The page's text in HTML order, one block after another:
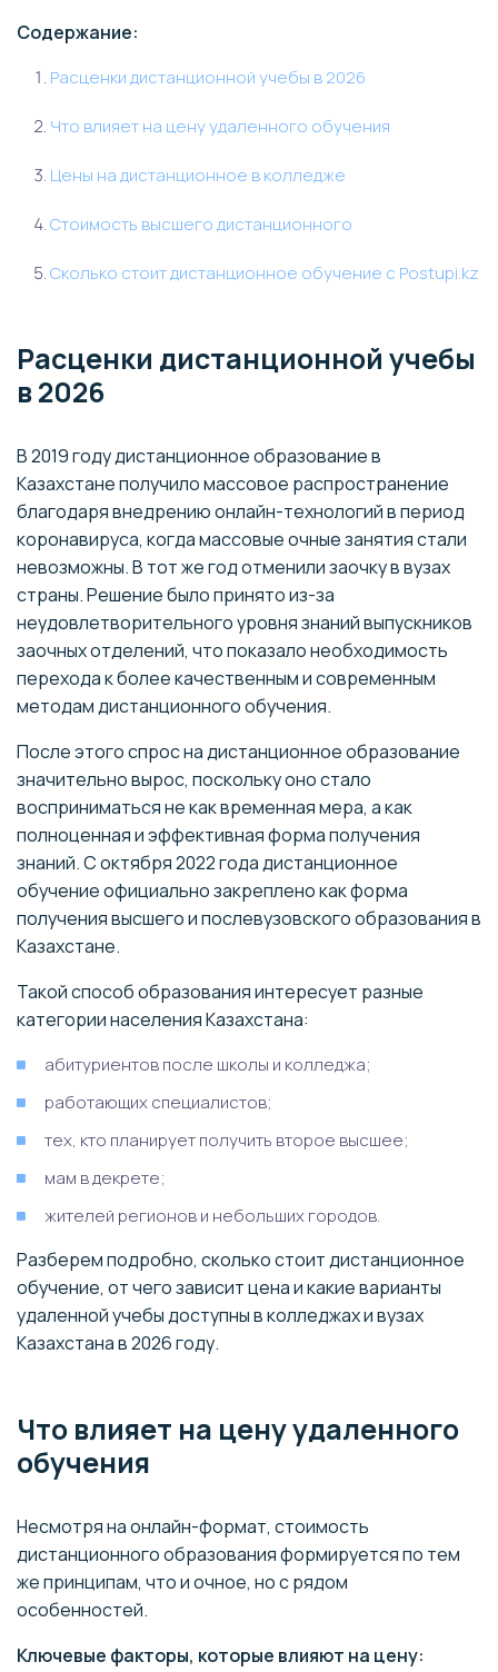
Содержание:
Расценки дистанционной учебы в 2026
Что влияет на цену удаленного обучения
Цены на дистанционное в колледже
Стоимость высшего дистанционного
Сколько стоит дистанционное обучение с Postupi.kz
Расценки дистанционной учебы
в 2026
В 2019 году дистанционное образование в
Казахстане получило массовое распространение
благодаря внедрению онлайн-технологий в период
коронавируса, когда массовые очные занятия стали
невозможны. В тот же год отменили заочку в вузах
страны. Решение было принято из-за
неудовлетворительного уровня знаний выпускников
заочных отделений, что показало необходимость
перехода к более качественным и современным
методам дистанционного обучения.
После этого спрос на дистанционное образование
значительно вырос, поскольку оно стало
восприниматься не как временная мера, а как
полноценная и эффективная форма получения
знаний. С октября 2022 года дистанционное
обучение официально закреплено как форма
получения высшего и послевузовского образования в
Казахстане.
Такой способ образования интересует разные
категории населения Казахстана:
абитуриентов после школы и колледжа;
работающих специалистов;
тех, кто планирует получить второе высшее;
мам в декрете;
жителей регионов и небольших городов.
Разберем подробно, сколько стоит дистанционное
обучение, от чего зависит цена и какие варианты
удаленной учебы доступны в колледжах и вузах
Казахстана в 2026 году.
Что влияет на цену удаленного
обучения
Несмотря на онлайн-формат, стоимость
дистанционного образования формируется по тем
же принципам, что и очное, но с рядом
особенностей.
Ключевые факторы, которые влияют на цену: